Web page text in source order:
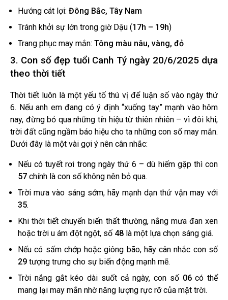
Hướng cát lợi: Đông Bắc, Tây Nam
Tránh khởi sự lớn trong giờ Dậu (17h – 19h)
Trang phục may mắn: Tông màu nâu, vàng, đỏ
3. Con số đẹp tuổi Canh Tý ngày 20/6/2025 dựa
theo thời tiết
Thời tiết luôn là một yếu tố thú vị để luận số vào ngày thứ
6. Nếu anh em đang có ý định “xuống tay” mạnh vào hôm
nay, đừng bỏ qua những tín hiệu từ thiên nhiên – vì đôi khi,
trời đất cũng ngầm báo hiệu cho ta những con số may mắn.
Dưới đây là một vài gợi ý nên cân nhắc:
Nếu có tuyết rơi trong ngày thứ 6 – dù hiếm gặp thì con
57 chính là con số không nên bỏ qua.
Trời mưa vào sáng sớm, hãy mạnh dạn thử vận may với
35.
Khi thời tiết chuyển biến thất thường, nắng mưa đan xen
hoặc trời u ám đột ngột, số 48 là một lựa chọn sáng giá.
Nếu có sấm chớp hoặc giông bão, hãy cân nhắc con số
29 tượng trưng cho sự biến động mạnh mẽ.
Trời nắng gắt kéo dài suốt cả ngày, con số 06có thể
mang lại may mắn nhờ năng lượng rực rỡ của mặt trời.